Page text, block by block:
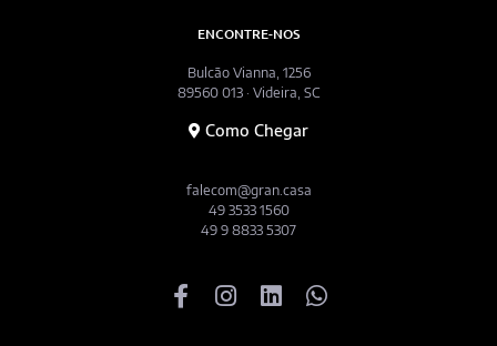
ENCONTRE-NOS
Bulcão Vianna, 1256
89560 013 · Videira, SC
Como Chegar
falecom@gran.casa
49 3533 1560
49 9 8833 5307